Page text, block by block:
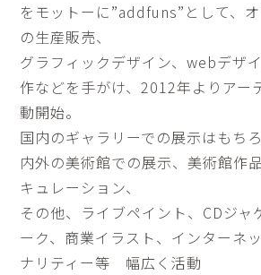
をモットーに”addfuns”として、
の生産販売、
グラフィックデザイン、webデザ
作などを手がけ、2012年よりアー
動開始。
国内のギャラリーでの展示はもち
内外の美術館での展示、美術館作
キュレーション、
その他、ライブペイント、CDジャ
ーク、商業イラスト、インターネ
ナリティー等 幅広く活動